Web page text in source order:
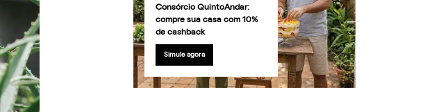
Consórcio QuintoAndar:
compre sua casa com 10%
de cashback
Simule agora